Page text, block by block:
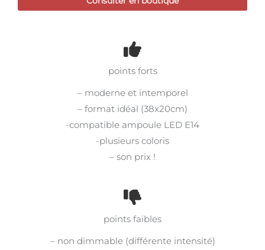
points forts
– moderne et intemporel
– format idéal (38x20cm)
-compatible ampoule LED E14
-plusieurs coloris
– son prix !
points faibles
– non dimmable (différente intensité)